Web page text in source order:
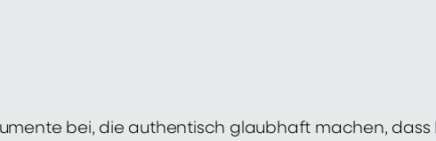
bei, die authentisch glaubhaft machen, dass